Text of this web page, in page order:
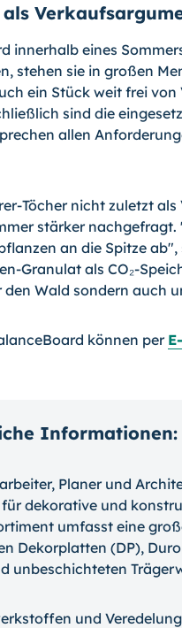
innerhalb eines
stehen sie in großen
ein Stück weit frei
sind die
allen
Töcher nicht zuletzt
stärker
an die Spitze
Granulat als CO₂-
Wald sondern auch
können per
Informationen:
Planer und
dekorative und
umfasst eine
Dekorplatten (DP),
unbeschichteten
und